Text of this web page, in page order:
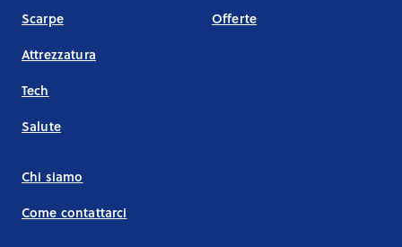
Scarpe
Attrezzatura
Tech
Salute
Offerte
Chi siamo
Come contattarci